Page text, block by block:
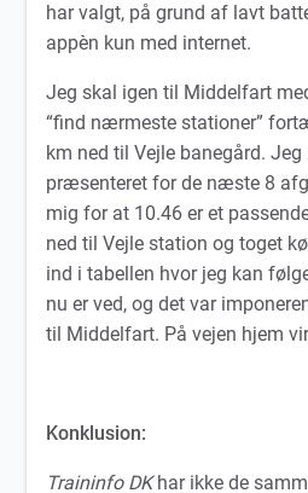
har valgt, på grund af lavt
appèn kun med internet.
Jeg skal igen til Middelfart
“find nærmeste stationer”
km ned til Vejle banegård.
præsenteret for de næste 8
mig for at 10.46 er et
ned til Vejle station og toget
ind i tabellen hvor jeg kan
nu er ved, og det var
til Middelfart. På vejen hjem
Konklusion:
Traininfo DKhar ikke de